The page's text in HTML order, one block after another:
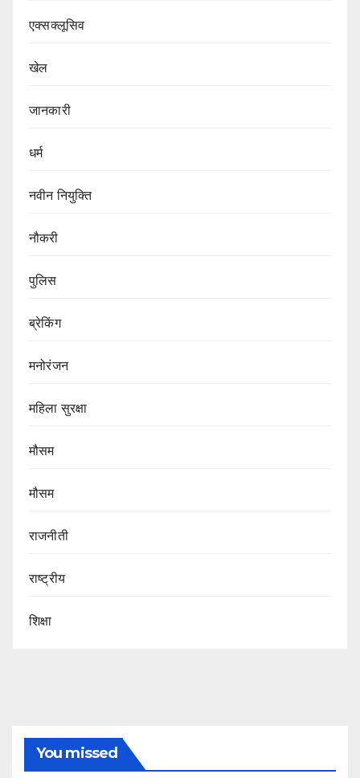
एक्सक्लूसिव
खेल
जानकारी
धर्म
नवीन नियुक्ति
नौकरी
पुलिस
ब्रेकिंग
मनोरंजन
महिला सुरक्षा
मौसम
मौसम
राजनीती
राष्ट्रीय
शिक्षा
You missed